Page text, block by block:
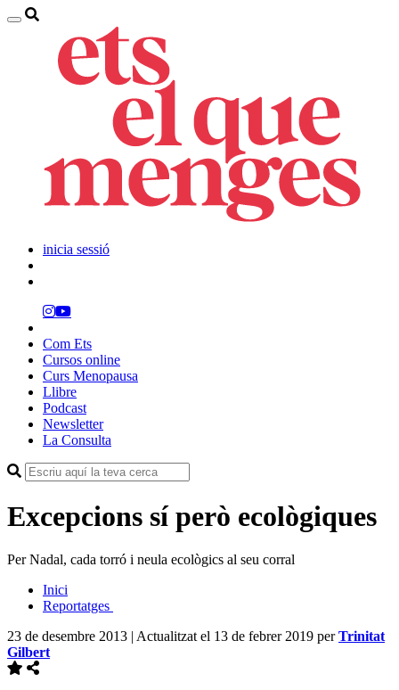
inicia sessió
Com Ets
Cursos online
Curs Menopausa
Llibre
Podcast
Newsletter
La Consulta
Excepcions sí però ecològiques
Per Nadal, cada torró i neula ecològics al seu corral
Inici
Reportatges
23 de desembre 2013 | Actualitzat el 13 de febrer 2019 perTrinitat
Gilbert